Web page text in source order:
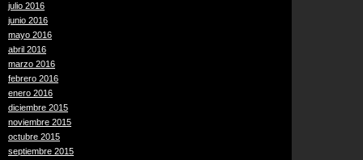
julio 2016
junio 2016
mayo 2016
abril 2016
marzo 2016
febrero 2016
enero 2016
diciembre 2015
noviembre 2015
octubre 2015
septiembre 2015